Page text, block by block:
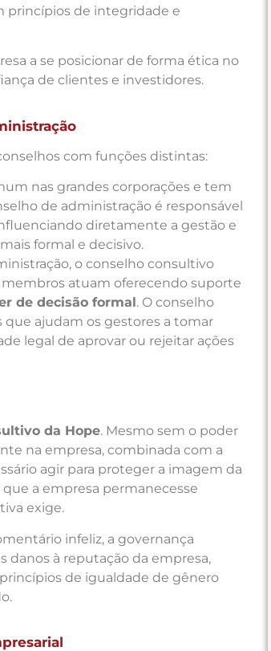
princípios de integridade e
a se posicionar de forma ética no
de clientes e investidores.
com funções distintas:
nas grandes corporações e tem
de administração é responsável
diretamente a gestão e
formal e decisivo.
o conselho consultivo
membros atuam oferecendo suporte
de decisão formal . O conselho
ajudam os gestores a tomar
legal de aprovar ou rejeitar ações
da Hope. Mesmo sem o poder
na empresa, combinada com a
agir para proteger a imagem da
a empresa permanecesse
exige.
infeliz, a governança
danos à reputação da empresa,
de igualdade de gênero